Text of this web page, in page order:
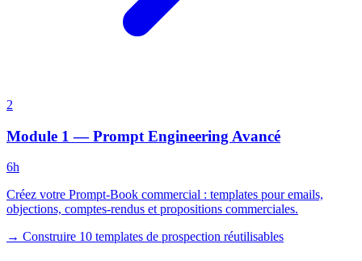
2
Module 1 — Prompt Engineering Avancé
6h
Créez votre Prompt-Book commercial : templates pour emails,
objections, comptes-rendus et propositions commerciales.
→ Construire 10 templates de prospection réutilisables